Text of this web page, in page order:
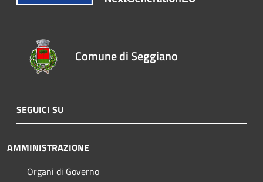
Comune di Seggiano
SEGUICI SU
AMMINISTRAZIONE
Organi di Governo